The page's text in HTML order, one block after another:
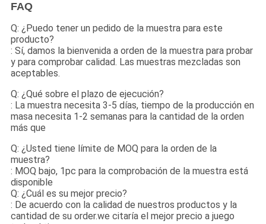
FAQ
Q: ¿Puedo tener un pedido de la muestra para este
producto?
: Sí, damos la bienvenida a orden de la muestra para probar
y para comprobar calidad. Las muestras mezcladas son
aceptables.
Q: ¿Qué sobre el plazo de ejecución?
: La muestra necesita 3-5 días, tiempo de la producción en
masa necesita 1-2 semanas para la cantidad de la orden
más que
Q: ¿Usted tiene límite de MOQ para la orden de la
muestra?
: MOQ bajo, 1pc para la comprobación de la muestra está
disponible
Q: ¿Cuál es su mejor precio?
: De acuerdo con la calidad de nuestros productos y la
cantidad de su order.we citaría el mejor precio a juego